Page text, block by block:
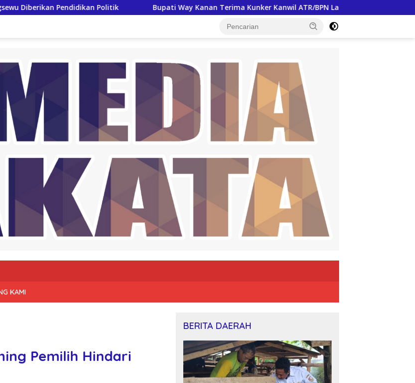
Politik Bupati Way Kanan Terima Kunker Kanwil ATR/BPN Lampung, Bahas Percepatan Sertifikasi Aset
KAMI
Pemilih Hindari
BERITA DAERAH